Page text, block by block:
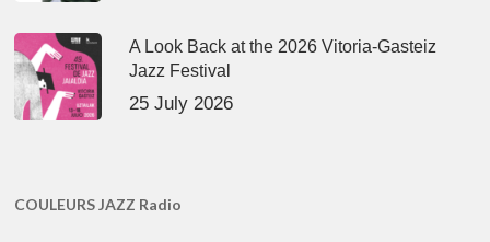
A Look Back at the 2026 Vitoria-Gasteiz
Jazz Festival
25 July 2026
COULEURS JAZZ Radio